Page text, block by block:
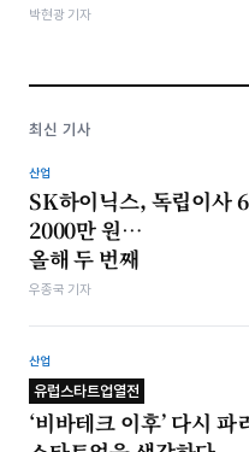
박현광 기자
최신 기사
산업
SK하이닉스, 독립이사
2000만 원…
올해 두 번째
우종국 기자
산업
유럽스타트업열전
‘비바테크 이후’ 다시 파